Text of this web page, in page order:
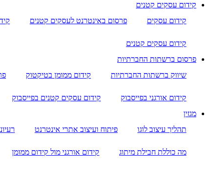
קידום עסקים קטנים
קידום עסקים
פרסום באינטרנט לעסקים קטנים
קידום עסקים קטנים
פרסום ברשתות החברתיות
שיווק ברשתות החברתיות
קידום ממומן בטיקטוק
קידום אורגני בפייסבוק קידום עסקים קטנים בפייסבוק
מגזין
תהליך עיצוב לוגו
פיתוח ועיצוב אתרי אינטרנט
מה כוללת חבילת מיתוג קידום אורגני מול קידום ממומן